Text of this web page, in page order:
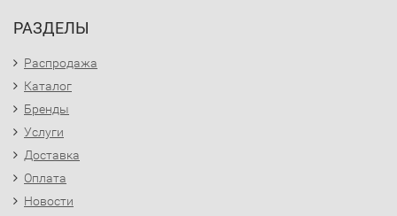
РАЗДЕЛЫ
Распродажа
Каталог
Бренды
Услуги
Доставка
Оплата
Новости